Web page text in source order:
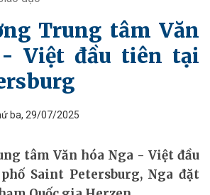
Trung tâm Văn
Việt đầu tiên tại
ba, 29/07/2025
tâm Văn hóa Nga - Việt đầu
Saint Petersburg, Nga đặt